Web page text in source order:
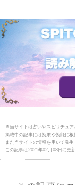
※当サイトは占いやスピリチュア
掲載中の記事には効果や効能に
また当サイトの情報を用いて発
この記事は2021年02月08日に更